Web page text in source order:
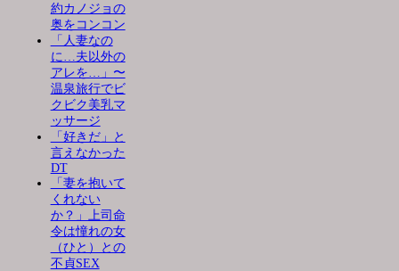
約カノジョの
奥をコンコン
「人妻なの
に…夫以外の
アレを…」〜
温泉旅行でビ
クビク美乳マ
ッサージ
「好きだ」と
言えなかった
DT
「妻を抱いて
くれない
か？」上司命
令は憧れの女
（ひと）との
不貞SEX